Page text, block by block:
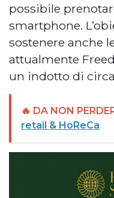
possibile
smartphone.
sostenere anche
attualmente
un indotto di
🔥 DA NON
retail & HoReCa